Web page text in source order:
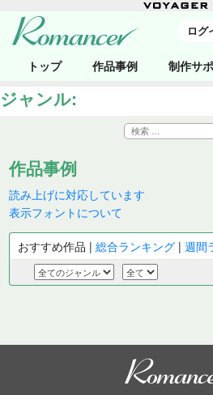
トップ 作品事例 制作サ
ログ
ジャンル:
検
索:
作品事例
読み上げに対応しています
表示フォントについて
おすすめ作品 |総合ランキング |週間